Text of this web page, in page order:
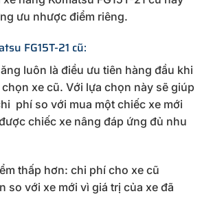
ưu nhược điểm riêng.
FG15T-21 cũ:
luôn là điều ưu tiên hàng đầu khi
xe cũ. Với lựa chọn này sẽ giúp
phí so với mua một chiếc xe mới
chiếc xe nâng đáp ứng đủ nhu
thấp hơn: chi phí cho xe cũ
so với xe mới vì giá trị của xe đã